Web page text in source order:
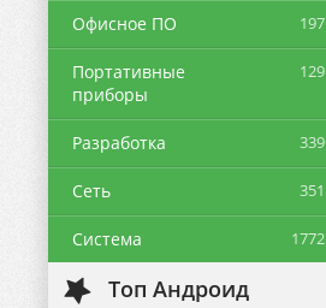
Офисное ПО 197
Портативные
приборы
129
Разработка 339
Сеть 351
Система 1772
Топ Андроид